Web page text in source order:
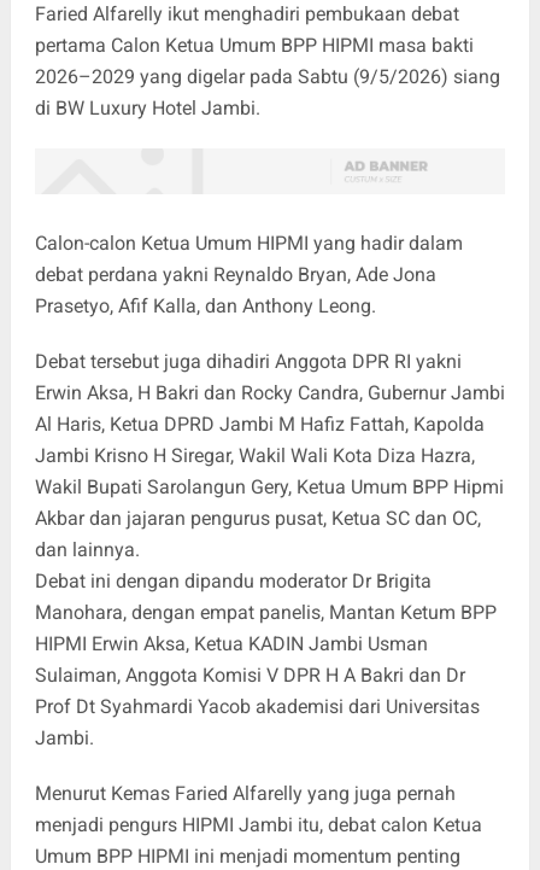
Faried Alfarelly ikut menghadiri pembukaan debat
pertama Calon Ketua Umum BPP HIPMI masa bakti
2026–2029 yang digelar pada Sabtu (9/5/2026) siang
di BW Luxury Hotel Jambi.
Calon-calon Ketua Umum HIPMI yang hadir dalam
debat perdana yakni Reynaldo Bryan, Ade Jona
Prasetyo, Afif Kalla, dan Anthony Leong.
Debat tersebut juga dihadiri Anggota DPR RI yakni
Erwin Aksa, H Bakri dan Rocky Candra, Gubernur Jambi
Al Haris, Ketua DPRD Jambi M Hafiz Fattah, Kapolda
Jambi Krisno H Siregar, Wakil Wali Kota Diza Hazra,
Wakil Bupati Sarolangun Gery, Ketua Umum BPP Hipmi
Akbar dan jajaran pengurus pusat, Ketua SC dan OC,
dan lainnya.
Debat ini dengan dipandu moderator Dr Brigita
Manohara, dengan empat panelis, Mantan Ketum BPP
HIPMI Erwin Aksa, Ketua KADIN Jambi Usman
Sulaiman, Anggota Komisi V DPR H A Bakri dan Dr
Prof Dt Syahmardi Yacob akademisi dari Universitas
Jambi.
Menurut Kemas Faried Alfarelly yang juga pernah
menjadi pengurs HIPMI Jambi itu, debat calon Ketua
Umum BPP HIPMI ini menjadi momentum penting